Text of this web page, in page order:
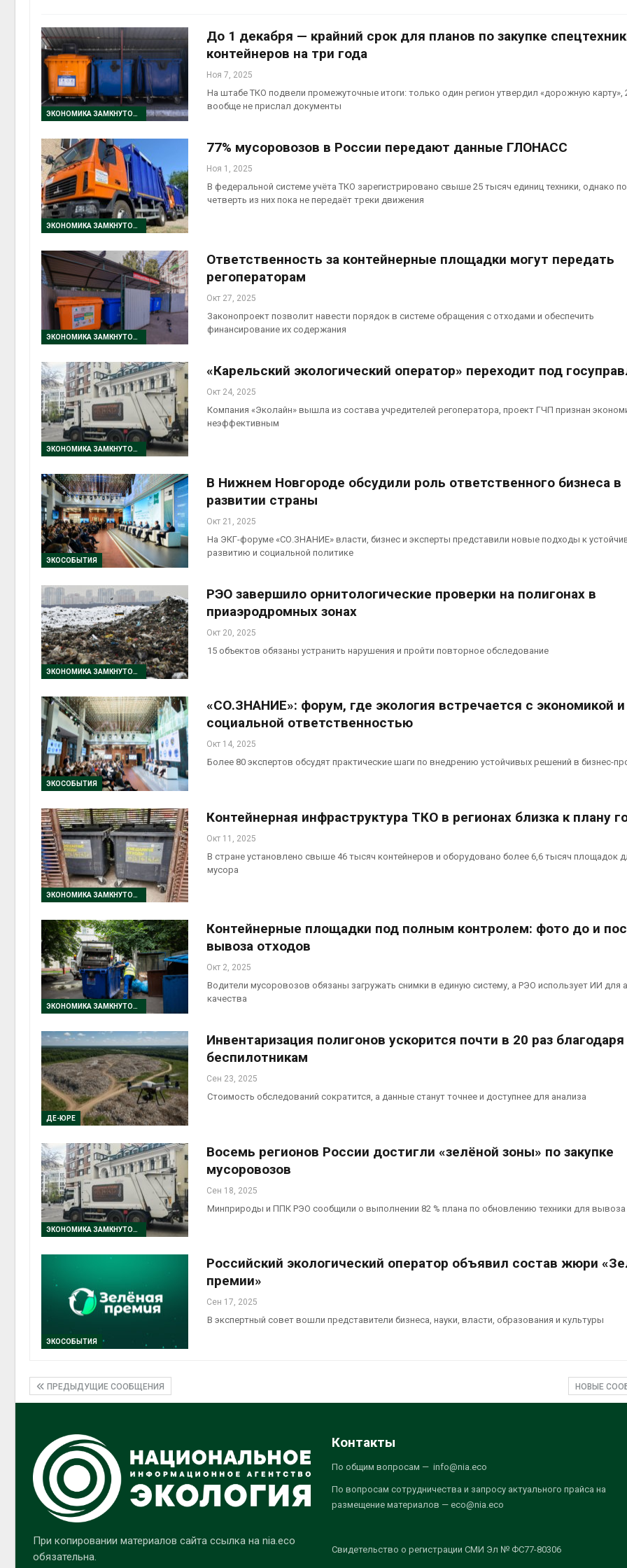
ЭКОНОМИКА ЗАМКНУТОГО ЦИКЛА
До 1 декабря — крайний срок для планов по закупке
контейнеров на три года
Ноя 7, 2025
На штабе ТКО подвели промежуточные итоги: только один регион утвердил «дорожную карту»,
вообще не прислал документы
ЭКОНОМИКА ЗАМКНУТОГО ЦИКЛА
77% мусоровозов в России передают данные ГЛОНАСС
Ноя 1, 2025
В федеральной системе учёта ТКО зарегистрировано свыше 25 тысяч единиц техники, однако
четверть из них пока не передаёт треки движения
ЭКОНОМИКА ЗАМКНУТОГО ЦИКЛА
Ответственность за контейнерные площадки могут передать
регоператорам
Окт 27, 2025
Законопроект позволит навести порядок в системе обращения с отходами и обеспечить
финансирование их содержания
ЭКОНОМИКА ЗАМКНУТОГО ЦИКЛА
«Карельский экологический оператор» переходит под
Окт 24, 2025
Компания «Эколайн» вышла из состава учредителей регоператора, проект ГЧП признан
неэффективным
ЭКОСОБЫТИЯ
В Нижнем Новгороде обсудили роль ответственного бизнеса в
развитии страны
Окт 21, 2025
На ЭКГ-форуме «СО.ЗНАНИЕ» власти, бизнес и эксперты представили новые подходы к
развитию и социальной политике
ЭКОНОМИКА ЗАМКНУТОГО ЦИКЛА
РЭО завершило орнитологические проверки на полигонах в
приаэродромных зонах
Окт 20, 2025
15 объектов обязаны устранить нарушения и пройти повторное обследование
ЭКОСОБЫТИЯ
«СО.ЗНАНИЕ»: форум, где экология встречается с экономикой и
социальной ответственностью
Окт 14, 2025
Более 80 экспертов обсудят практические шаги по внедрению устойчивых решений в бизнес-
ЭКОНОМИКА ЗАМКНУТОГО ЦИКЛА
Контейнерная инфраструктура ТКО в регионах близка к плану
Окт 11, 2025
В стране установлено свыше 46 тысяч контейнеров и оборудовано более 6,6 тысяч площадок
мусора
ЭКОНОМИКА ЗАМКНУТОГО ЦИКЛА
Контейнерные площадки под полным контролем: фото до и
вывоза отходов
Окт 2, 2025
Водители мусоровозов обязаны загружать снимки в единую систему, а РЭО использует ИИ для
качества
ДЕ-ЮРЕ
Инвентаризация полигонов ускорится почти в 20 раз благодаря
беспилотникам
Сен 23, 2025
Стоимость обследований сократится, а данные станут точнее и доступнее для анализа
ЭКОНОМИКА ЗАМКНУТОГО ЦИКЛА
Восемь регионов России достигли «зелёной зоны» по закупке
мусоровозов
Сен 18, 2025
Минприроды и ППК РЭО сообщили о выполнении 82 % плана по обновлению техники для
ЭКОСОБЫТИЯ
Российский экологический оператор объявил состав жюри
премии»
Сен 17, 2025
В экспертный совет вошли представители бизнеса, науки, власти, образования и культуры
ПРЕДЫДУЩИЕ СООБЩЕНИЯ НОВЫЕ
переживать жару
Авг 7, 2026
строительство мусорных
полтора раза
При копировании материалов сайта ссылка на nia.eco
обязательна.
Контакты
По общим вопросам — info@nia.eco
По вопросам сотрудничества и запросу актуального прайса на
размещение материалов — eco@nia.eco
Свидетельство о регистрации СМИ Эл № ФС77-80306